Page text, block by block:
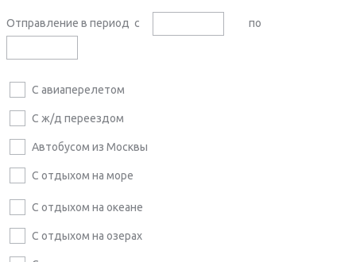
Отправление в период с по
С авиаперелетом
С ж/д переездом
Автобусом из Москвы
С отдыхом на море
С отдыхом на океане
С отдыхом на озерах